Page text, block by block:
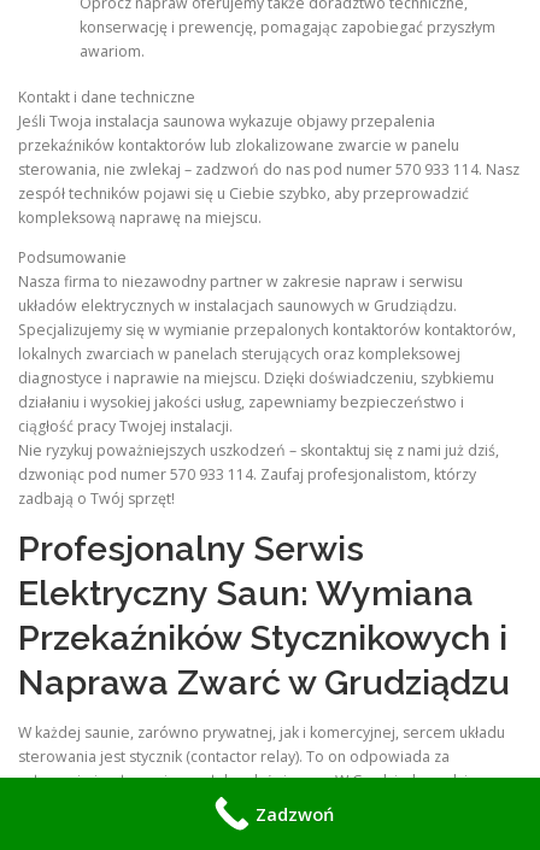
konserwację i prewencję, pomagając zapobiegać przyszłym
awariom.
Kontakt i dane techniczne
Jeśli Twoja instalacja saunowa wykazuje objawy przepalenia
przekaźników kontaktorów lub zlokalizowane zwarcie w panelu
sterowania, nie zwlekaj – zadzwoń do nas pod numer 570 933 114. Nasz
zespół techników pojawi się u Ciebie szybko, aby przeprowadzić
kompleksową naprawę na miejscu.
Podsumowanie
Nasza firma to niezawodny partner w zakresie napraw i serwisu
układów elektrycznych w instalacjach saunowych w Grudziądzu.
Specjalizujemy się w wymianie przepalonych kontaktorów kontaktorów,
lokalnych zwarciach w panelach sterujących oraz kompleksowej
diagnostyce i naprawie na miejscu. Dzięki doświadczeniu, szybkiemu
działaniu i wysokiej jakości usług, zapewniamy bezpieczeństwo i
ciągłość pracy Twojej instalacji.
Nie ryzykuj poważniejszych uszkodzeń – skontaktuj się z nami już dziś,
dzwoniąc pod numer 570 933 114. Zaufaj profesjonalistom, którzy
zadbają o Twój sprzęt!
Profesjonalny Serwis
Elektryczny Saun: Wymiana
Przekaźników Stycznikowych i
Naprawa Zwarć w Grudziądzu
W każdej saunie, zarówno prywatnej, jak i komercyjnej, sercem układu
sterowania jest stycznik (contactor relay). To on odpowiada za
załączanie i wyłączanie grzałek o dużej mocy. W Grudziądzu, gdzie
intensywna eksploatacja obiektów wellness jest normą, usterki
styczników oraz miejscowe zwarcia w panelach sterowniczych są
Zadzwoń